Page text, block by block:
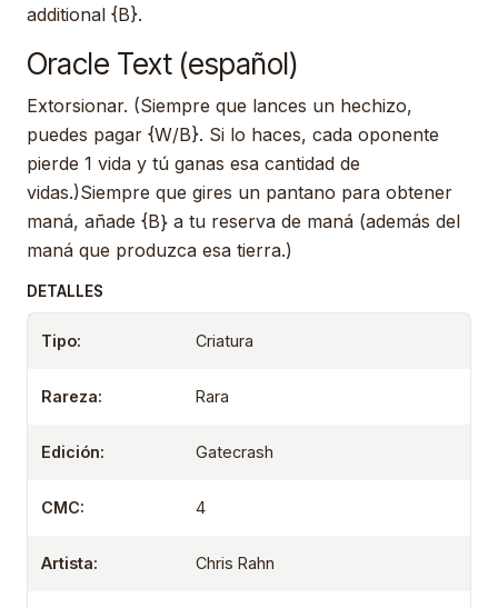
additional {B}.
Oracle Text (español)
Extorsionar. (Siempre que lances un hechizo,
puedes pagar {W/B}. Si lo haces, cada oponente
pierde 1 vida y tú ganas esa cantidad de
vidas.)Siempre que gires un pantano para obtener
maná, añade {B} a tu reserva de maná (además del
maná que produzca esa tierra.)
DETALLES
Tipo: Criatura
Rareza: Rara
Edición: Gatecrash
CMC: 4
Artista: Chris Rahn